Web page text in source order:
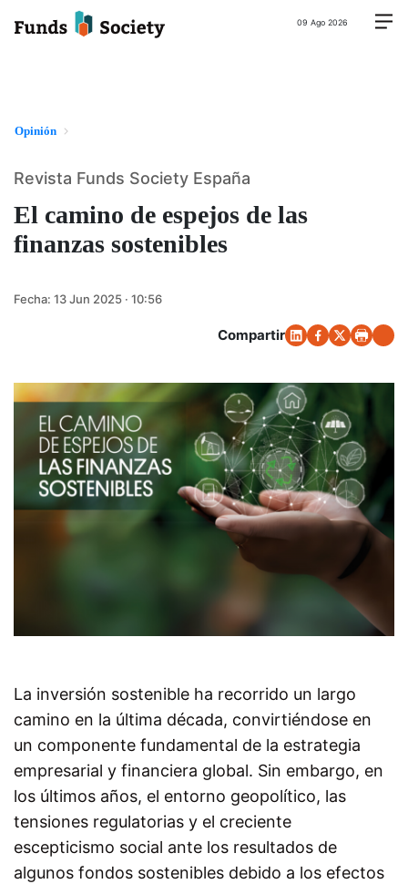
09 Ago 2026
Opinión
El camino de espejos de las
finanzas sostenibles
Revista Funds Society España
Fecha: 13 Jun 2025 · 10:56
Compartir
La inversión sostenible ha recorrido un largo
camino en la última década, convirtiéndose en
un componente fundamental de la estrategia
empresarial y financiera global. Sin embargo, en
los últimos años, el entorno geopolítico, las
tensiones regulatorias y el creciente
escepticismo social ante los resultados de
algunos fondos sostenibles debido a los efectos